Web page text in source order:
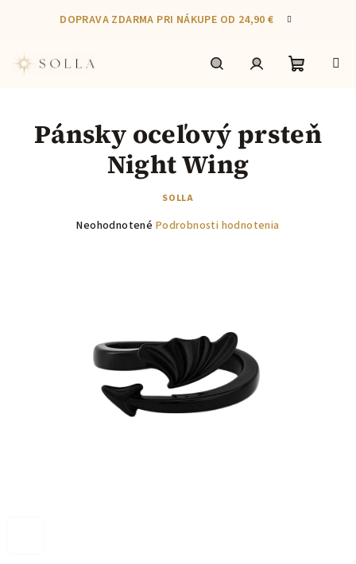
DOPRAVA ZDARMA PRI NÁKUPE OD 24,90 €
košík
Pánsky oceľový prsteň
Night Wing
SOLLA
Priemerné
Neohodnotené Podrobnosti hodnotenia